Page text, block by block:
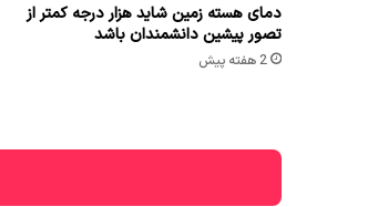
دمای هسته زمین شاید هزار درجه کمتر از
تصور پیشین دانشمندان باشد
2 هفته پیش